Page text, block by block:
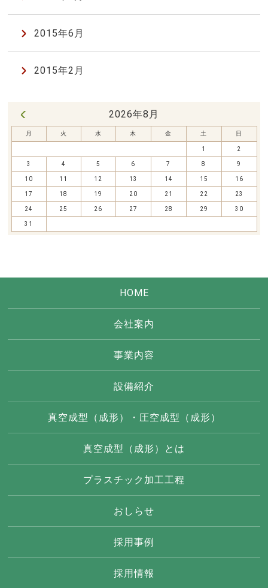
2015年6月
2015年2月
2026年8月
月 火 水 木 金 土 日
1 2
3 4 5 6 7 8 9
10 11 12 13 14 15 16
17 18 19 20 21 22 23
24 25 26 27 28 29 30
31
HOME
会社案内
事業内容
設備紹介
真空成型（成形）・圧空成型（成形）
真空成型（成形）とは
プラスチック加工工程
おしらせ
採用事例
採用情報